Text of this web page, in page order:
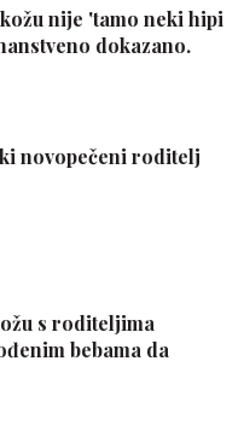
nije 'tamo neki hipi
dokazano.
novopečeni roditelj
s roditeljima
bebama da